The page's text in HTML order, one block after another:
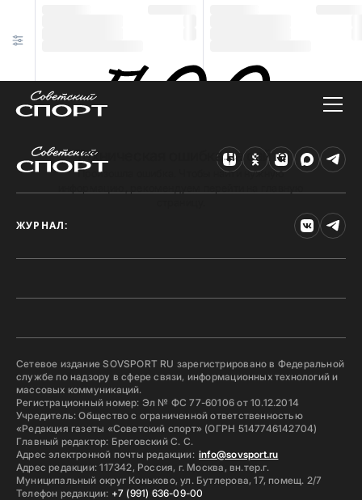
Техническая ошибка на сайте
Произошла ошибка. Чтобы найти нужную
ЖУРНАЛ:
Сетевое издание SOVSPORT RU зарегистрировано в Федеральной
службе по надзору в сфере связи, информационных технологий и
массовых коммуникаций.
Регистрационный номер: Эл № ФС 77-60106 от 10.12.2014
Учредитель: Общество с ограниченной ответственностью
«Редакция газеты «Советский спорт» (ОГРН 5147746142704)
Главный редактор: Бреговский С. С.
Адрес электронной почты редакции: info@sovsport.ru
Адрес редакции: 117342, Россия, г. Москва, вн.тер.г.
Муниципальный округ Коньково, ул. Бутлерова, 17, помещ. 2/7
Телефон редакции: +7 (991) 636-09-00